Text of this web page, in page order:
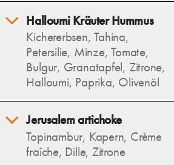
Wilder, gerösteter Brokkoli
auf cremiger Tahina trifft auf
karamellisierte Mandeln und
eine würzige Note von
Chiliöl – ein intensives
Geschmackserlebnis.
Halloumi Kräuter Hummus
Kichererbsen, Tahina,
Petersilie, Minze, Tomate,
Bulgur, Granatapfel, Zitrone,
Halloumi, Paprika, Olivenöl
Cremiger Hummus als Basis,
darauf ein frisches,
abgewandeltes Taboulé und
gegrillter Halloumi – ein
Jerusalem artichoke
Topinambur, Kapern, Crème
fraîche, Dille, Zitrone